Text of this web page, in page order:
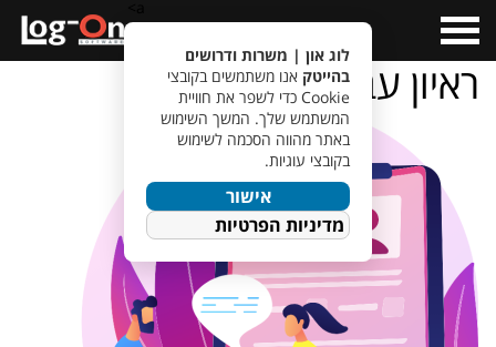
Menu
ראיון עבודה
לוג און | משרות ודרושים
בהייטק אנו משתמשים בקובצי
Cookie כדי לשפר את חוויית
המשתמש שלך. המשך השימוש
באתר מהווה הסכמה לשימוש
בקובצי עוגיות.
אישור
מדיניות הפרטיות